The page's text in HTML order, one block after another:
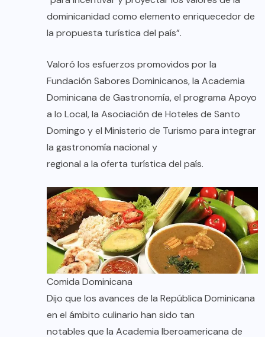
dominicanidad como elemento enriquecedor de
la propuesta turística del país”.
Valoró los esfuerzos promovidos por la
Fundación Sabores Dominicanos, la Academia
Dominicana de Gastronomía, el programa Apoyo
a lo Local, la Asociación de Hoteles de Santo
Domingo y el Ministerio de Turismo para integrar
la gastronomía nacional y
regional a la oferta turística del país.
Comida Dominicana
Dijo que los avances de la República Dominicana
en el ámbito culinario han sido tan
notables que la Academia Iberoamericana de